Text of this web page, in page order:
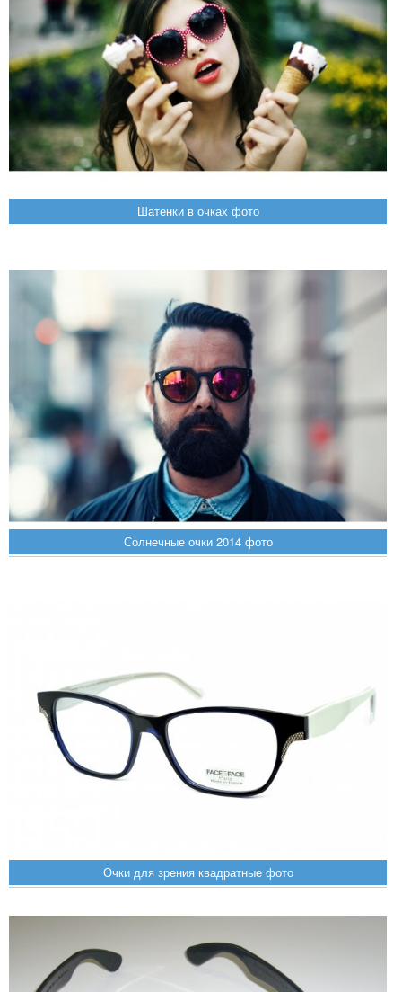
Шатенки в очках фото
Солнечные очки 2014 фото
Очки для зрения квадратные фото